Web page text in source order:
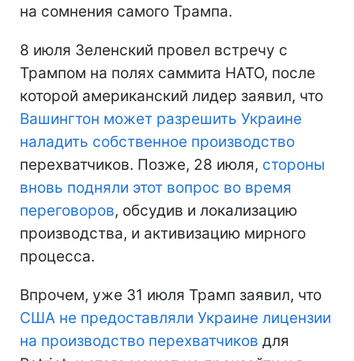
на сомнения самого Трампа.
8 июля Зеленский провел встречу с
Трампом на полях саммита НАТО, после
которой американский лидер заявил, что
Вашингтон может разрешить Украине
наладить собственное производство
перехватчиков. Позже, 28 июля, стороны
вновь подняли этот вопрос во время
переговоров, обсудив и локализацию
производства, и активизацию мирного
процесса.
Впрочем, уже 31 июля Трамп заявил, что
США не предоставляли Украине лицензии
на производство перехватчиков для